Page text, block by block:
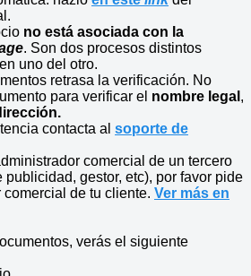
no está asociada con la
. Son dos procesos distintos
uno del otro.
retrasa la verificación. No
para verificar el nombre legal ,
contacta al soporte de
comercial de un tercero
publicidad, gestor, etc), por favor pide
de tu cliente. Ver más en
verás el siguiente